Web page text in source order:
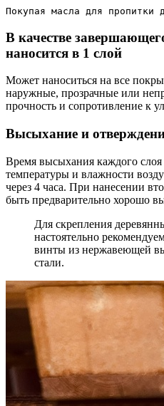
Покупая масла для пропитки
В качестве
наносится в 1 слой
Может наноситься на все
наружные, прозрачные или
прочность и сопротивление к
Высыхание и
Время высыхания каждого слоя
температуры и влажности
через 4 часа. При нанесении
быть предварительно хорошо
Для скрепления
настоятельно
винты из нержавеющей
стали.